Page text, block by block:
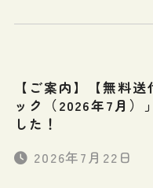
【ご案内】【無料
ック（2026年7月）
した！
2026年7月22日